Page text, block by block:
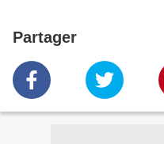
Partager